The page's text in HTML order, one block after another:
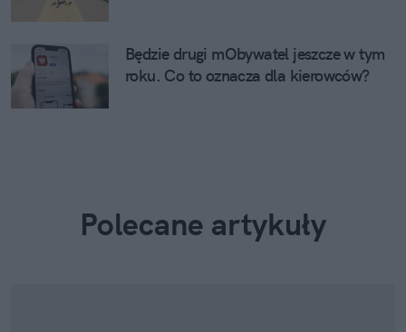
Będzie drugi mObywatel jeszcze w tym
roku. Co to oznacza dla kierowców?
Polecane artykuły